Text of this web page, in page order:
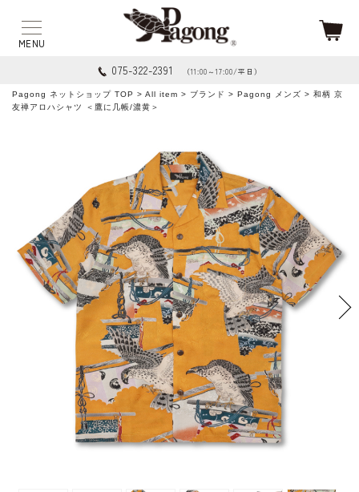
075-322-2391 （11:00～17:00/平日）
Pagong ネットショップ TOP > All item > ブランド > Pagong メンズ > 和柄 京
友禅アロハシャツ ＜鷹に几帳/濃黄＞